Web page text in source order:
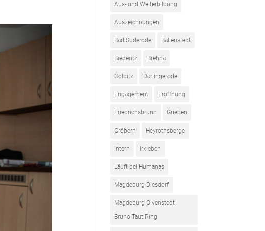
Aus- und Weiterbildung
Auszeichnungen
Bad Suderode Ballenstedt
Biederitz Brehna
Colbitz Darlingerode
Engagement Eröffnung
Friedrichsbrunn Grieben
Gröbern Heyrothsberge
intern Irxleben
Läuft bei Humanas
Magdeburg-Diesdorf
Magdeburg-Olvenstedt
Bruno-Taut-Ring